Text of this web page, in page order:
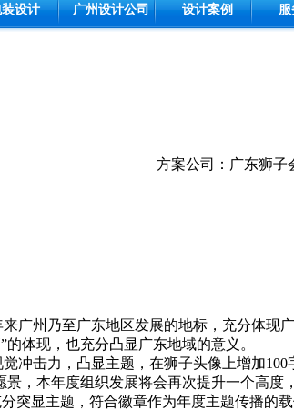
设计 广州设计公司 设计案例 服
方案公司：广东狮子
广州乃至广东地区发展的地标，充分体
体现，也充分凸显广东地域的意义。
冲击力，凸显主题，在狮子头像上增加
，本年度组织发展将会再次提升一个高度
突显主题，符合徽章作为年度主题传播的载